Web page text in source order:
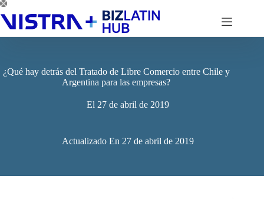
Saltar
al
contenido
¿Qué hay detrás del Tratado de Libre Comercio entre Chile y
Argentina para las empresas?
El 27 de abril de 2019
Actualizado En 27 de abril de 2019